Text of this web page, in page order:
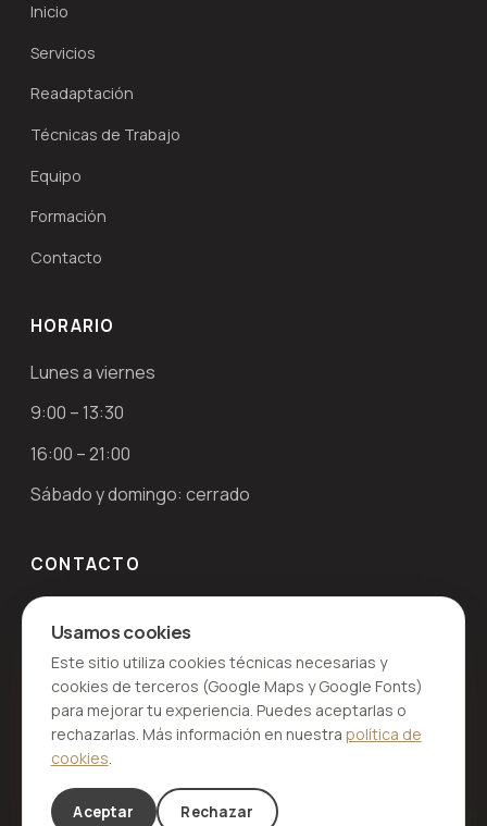
Inicio
Servicios
Readaptación
Técnicas de Trabajo
Equipo
Formación
Contacto
HORARIO
Lunes a viernes
9:00 – 13:30
16:00 – 21:00
Sábado y domingo: cerrado
CONTACTO
Av. de la Libertad, 29
03660 Novelda, Alicante
+34 630 85 86 64
© 2025 evolutiondf by David Fisio. Todos los derechos
reservados.
Usamos cookies
Este sitio utiliza cookies técnicas necesarias y
cookies de terceros (Google Maps y Google Fonts)
para mejorar tu experiencia. Puedes aceptarlas o
rechazarlas. Más información en nuestra política de
cookies.
Aceptar Rechazar